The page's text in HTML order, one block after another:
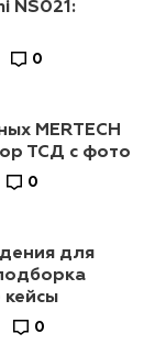
NS021:
0
MERTECH
ТСД с фото
0
для
0